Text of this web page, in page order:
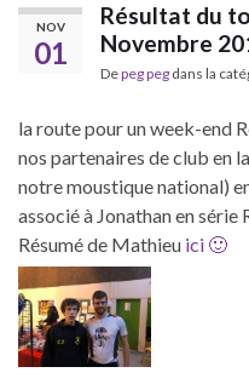
NOV
01
Résultat du
Novembre
Depeg peg dans la
la route pour un week-end
nos partenaires de club en
notre moustique national)
associé à Jonathan en série
Résumé de Mathieu ici 🙂